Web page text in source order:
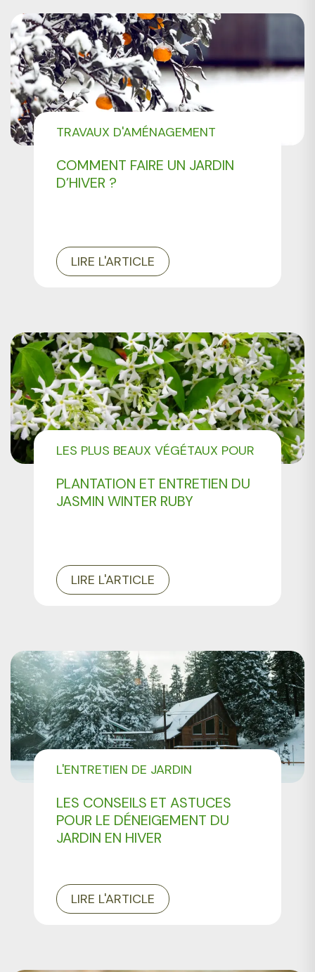
COMMENT FAIRE UN JARDIN
D’HIVER ?
TRAVAUX D'AMÉNAGEMENT
LIRE L'ARTICLE
PLANTATION ET ENTRETIEN DU
JASMIN WINTER RUBY
LES PLUS BEAUX VÉGÉTAUX POUR
LIRE L'ARTICLE
LES CONSEILS ET ASTUCES
POUR LE DÉNEIGEMENT DU
JARDIN EN HIVER
L'ENTRETIEN DE JARDIN
LIRE L'ARTICLE